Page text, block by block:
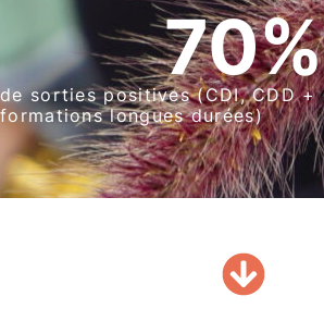
de sorties positives (CDI, CDD +
formations longues durées)
70%